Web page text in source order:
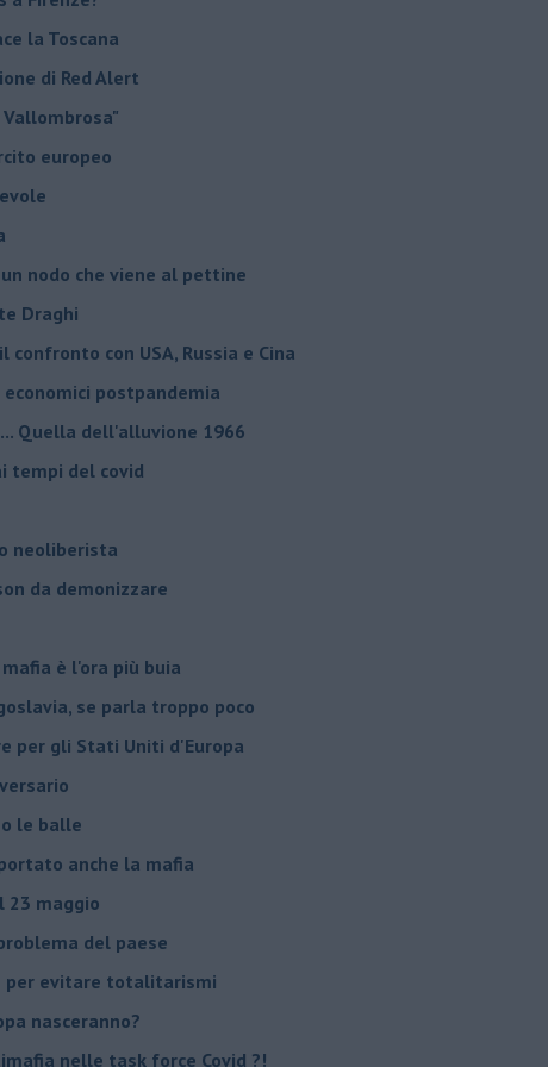
la Toscana
di Red Alert
europeo
nodo che viene al pettine
Draghi
confronto con USA, Russia e Cina
postpandemia
Quella dell'alluvione 1966
tempi del covid
neoliberista
da demonizzare
è l'ora più buia
se parla troppo poco
per gli Stati Uniti d'Europa
le balle
anche la mafia
23 maggio
del paese
per evitare totalitarismi
nasceranno?
nelle task force Covid ?!